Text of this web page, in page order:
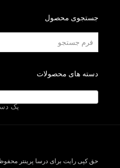
جستجوی محصول
دسته های محصولات
یک
حق کپی رایت برای درسا پرینتر